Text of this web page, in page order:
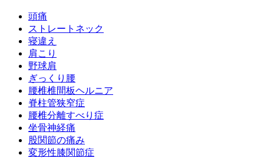
頭痛
ストレートネック
寝違え
肩こり
野球肩
ぎっくり腰
腰椎椎間板ヘルニア
脊柱管狭窄症
腰椎分離すべり症
坐骨神経痛
股関節の痛み
変形性膝関節症